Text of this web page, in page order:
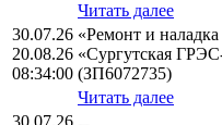
Читать далее
30.07.26
20.08.26
08:34:00
«Ремонт и
«Сургутская
(ЗП6072735)
Читать далее
30.07.26